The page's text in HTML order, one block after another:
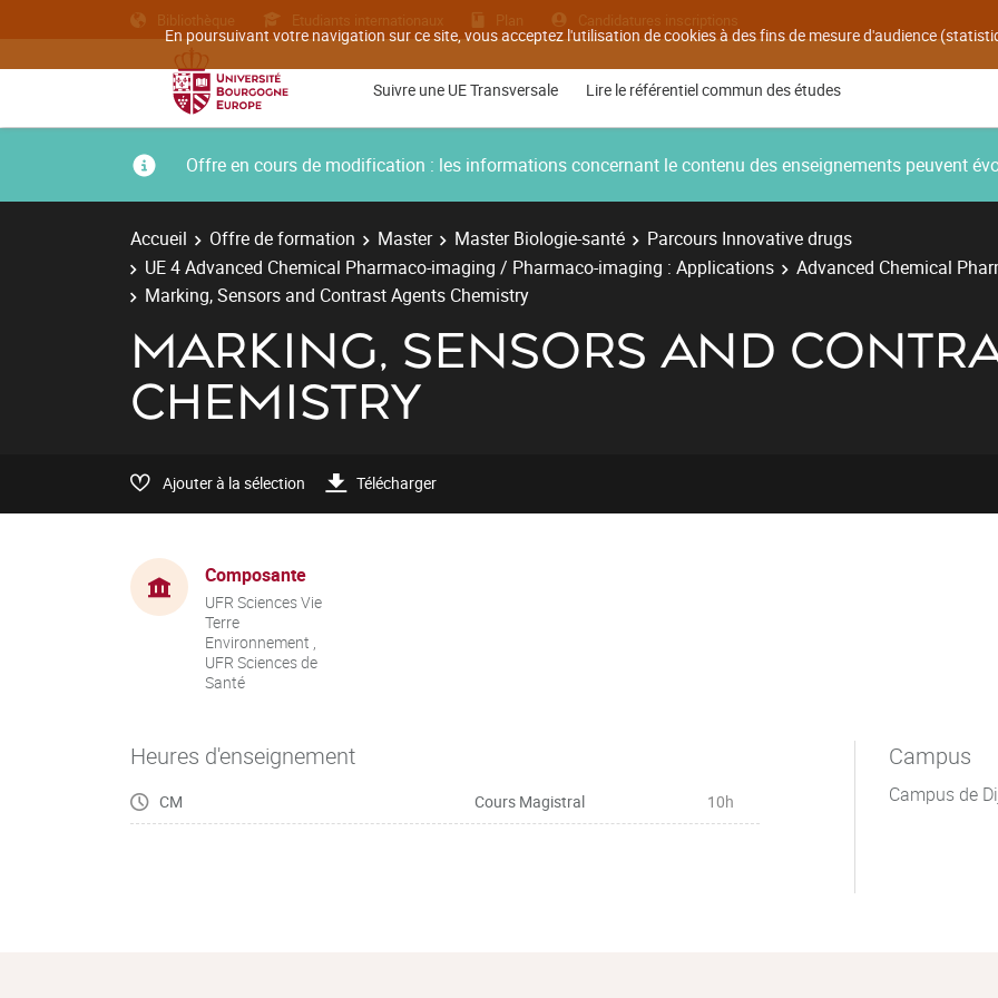
En poursuivant votre navigation sur ce site, vous acceptez l'utilisation de cookies à des fins de mesure d'audience
Bibliothèque Etudiants internationaux Plan Candidatures inscriptions
Suivre une UE Transversale Lire le référentiel commun des études
Offre en cours de modification : les informations concernant le contenu des enseignements peuvent
Accueil Offre de formation Master Master Biologie-santé
Parcours Innovative drugs
UE 4 Advanced Chemical Pharmaco-imaging / Pharmaco-imaging : Applications
Advanced Chemical
Marking, Sensors and Contrast Agents Chemistry
MARKING, SENSORS AND
CHEMISTRY
Ajouter à la sélection Télécharger
Composante
UFR Sciences Vie
Terre
Environnement ,
UFR Sciences de
Santé
Heures d'enseignement
CM Cours Magistral 10h
Campus
Campus de